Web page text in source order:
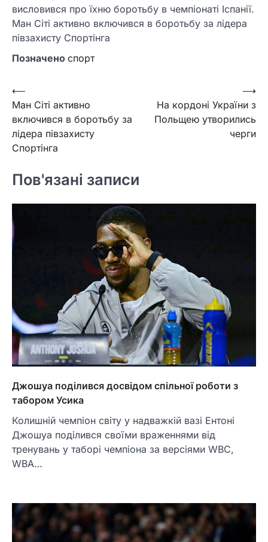
висловився про їхню боротьбу в чемпіонаті Іспанії.
Ман Сіті активно включився в боротьбу за лідера
півзахисту Спортінга
Позначено спорт
Навігація
записів
⟵
Ман Сіті активно
включився в боротьбу за
лідера півзахисту
Спортінга
На кордоні України з
Польщею утворились
черги
⟶
Пов'язані записи
Джошуа поділився досвідом спільної роботи з
табором Усика
Колишній чемпіон світу у надважкій вазі Ентоні
Джошуа поділився своїми враженнями від
тренувань у таборі чемпіона за версіями WBC,
WBA…